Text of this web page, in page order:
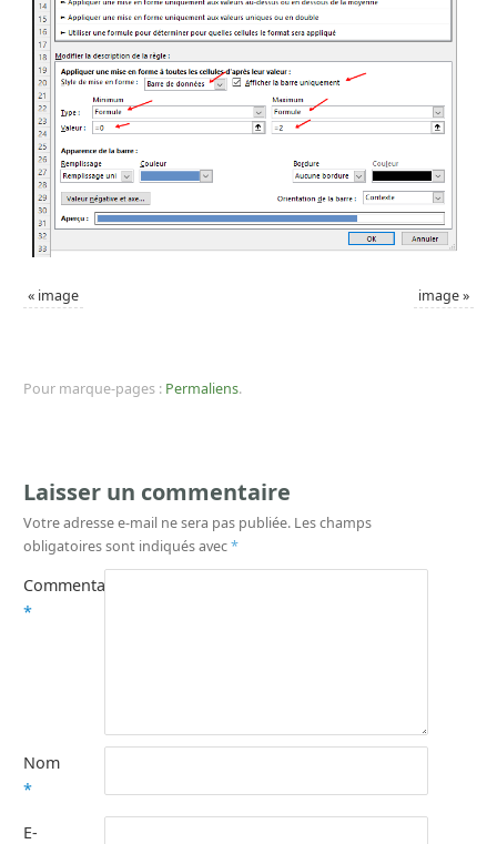
« image image»
Pour marque-pages : Permaliens.
Laisser un commentaire
Votre adresse e-mail ne sera pas publiée. Les champs
obligatoires sont indiqués avec*
Commentaire
*
Nom
*
E-